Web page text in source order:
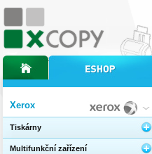
Xerox
Tiskárny
Multifunkční zařízení
úvodní stránka xcopyinternetový obchod xcopy